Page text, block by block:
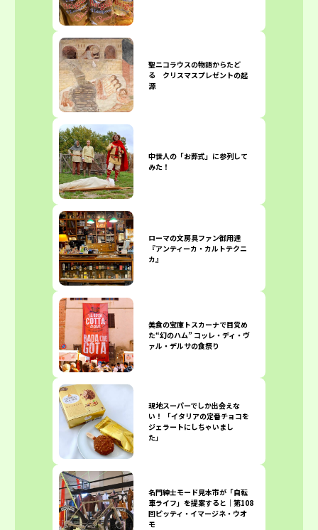
聖ニコラウスの物語からたど
る クリスマスプレゼントの起
源
中世人の「お葬式」に参列して
みた！
ローマの文房具ファン御用達
『アンティーカ・カルトテクニ
カ』
美食の宝庫トスカーナで目覚め
た“幻のハム” コッレ・ディ・ヴ
ァル・デルサの食祭り
現地スーパーでしか出会えな
い！ 「イタリアの定番チョコを
ジェラートにしちゃいまし
た」
名門紳士モード見本市が「自転
車ライフ」を提案すると｜第108
回ピッティ・イマージネ・ウオ
モ